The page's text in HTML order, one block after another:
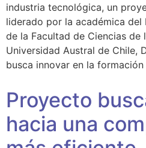
industria tecnológica, un
liderado por la académica
de la Facultad de Ciencias de
Universidad Austral de Chile,
busca innovar en la
Proyecto
hacia una